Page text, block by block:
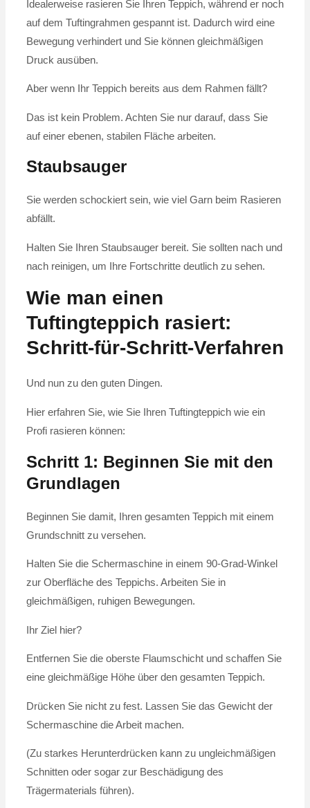
Idealerweise rasieren Sie Ihren Teppich, während er noch
auf dem Tuftingrahmen gespannt ist. Dadurch wird eine
Bewegung verhindert und Sie können gleichmäßigen
Druck ausüben.
Aber wenn Ihr Teppich bereits aus dem Rahmen fällt?
Das ist kein Problem. Achten Sie nur darauf, dass Sie
auf einer ebenen, stabilen Fläche arbeiten.
Staubsauger
Sie werden schockiert sein, wie viel Garn beim Rasieren
abfällt.
Halten Sie Ihren Staubsauger bereit. Sie sollten nach und
nach reinigen, um Ihre Fortschritte deutlich zu sehen.
Wie man einen
Tuftingteppich rasiert:
Schritt-für-Schritt-Verfahren
Und nun zu den guten Dingen.
Hier erfahren Sie, wie Sie Ihren Tuftingteppich wie ein
Profi rasieren können:
Schritt 1: Beginnen Sie mit den
Grundlagen
Beginnen Sie damit, Ihren gesamten Teppich mit einem
Grundschnitt zu versehen.
Halten Sie die Schermaschine in einem 90-Grad-Winkel
zur Oberfläche des Teppichs. Arbeiten Sie in
gleichmäßigen, ruhigen Bewegungen.
Ihr Ziel hier?
Entfernen Sie die oberste Flaumschicht und schaffen Sie
eine gleichmäßige Höhe über den gesamten Teppich.
Drücken Sie nicht zu fest. Lassen Sie das Gewicht der
Schermaschine die Arbeit machen.
(Zu starkes Herunterdrücken kann zu ungleichmäßigen
Schnitten oder sogar zur Beschädigung des
Trägermaterials führen).